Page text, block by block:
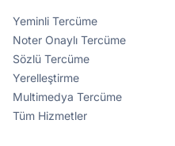
Yeminli Tercüme
Noter Onaylı Tercüme
Sözlü Tercüme
Yerelleştirme
Multimedya Tercüme
Tüm Hizmetler